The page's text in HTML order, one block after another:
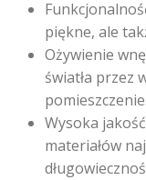
piękne, ale
Ożywienie
światła przez
pomieszczenie.
Wysoka
materiałów